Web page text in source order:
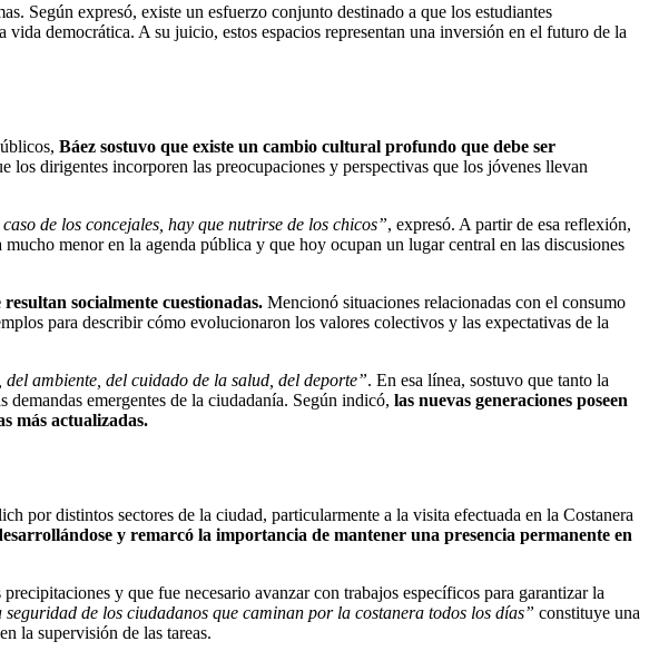
Según expresó, existe un esfuerzo conjunto destinado a que los estudiantes
democrática. A su juicio, estos espacios representan una inversión en el futuro de la
Báez sostuvo que existe un cambio cultural profundo que debe ser
los dirigentes incorporen las preocupaciones y perspectivas que los jóvenes llevan
de los concejales, hay que nutrirse de los chicos”, expresó. A partir de esa reflexión,
menor en la agenda pública y que hoy ocupan un lugar central en las discusiones
socialmente cuestionadas. Mencionó situaciones relacionadas con el consumo
para describir cómo evolucionaron los valores colectivos y las expectativas de la
ambiente, del cuidado de la salud, del deporte”. En esa línea, sostuvo que tanto la
emergentes de la ciudadanía. Según indicó, las nuevas generaciones poseen
más actualizadas.
por distintos sectores de la ciudad, particularmente a la visita efectuada en la Costanera
y remarcó la importancia de mantener una presencia permanente en
y que fue necesario avanzar con trabajos específicos para garantizar la
de los ciudadanos que caminan por la costanera todos los días” constituye una
la supervisión de las tareas.